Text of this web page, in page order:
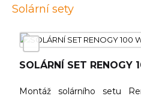
Solární sety
SOLÁRNÍ SET RENOGY
Montáž solárního setu